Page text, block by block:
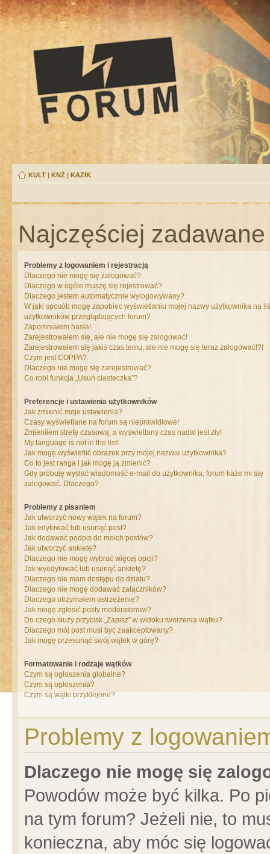
KULT | KNŻ | KAZIK
Najczęściej
Problemy z logowaniem i rejestracją
Dlaczego nie mogę się zalogować?
Dlaczego w ogóle muszę się rejestrować?
Dlaczego jestem automatycznie wylogowywany?
W jaki sposób mogę zapobiec wyświetlaniu mojej nazwy użytkownika na
użytkowników przeglądających forum?
Zapomniałem hasła!
Zarejestrowałem się, ale nie mogę się zalogować!
Zarejestrowałem się jakiś czas temu, ale nie mogę się teraz zalogować!?!
Czym jest COPPA?
Dlaczego nie mogę się zarejestrować?
Co robi funkcja „Usuń ciasteczka”?
Preferencje i ustawienia użytkowników
Jak zmienić moje ustawienia?
Czasy wyświetlane na forum są nieprawidłowe!
Zmieniłem strefę czasową, a wyświetlany czas nadal jest zły!
My language is not in the list!
Jak mogę wyświetlić obrazek przy mojej nazwie użytkownika?
Co to jest ranga i jak mogę ją zmienić?
Gdy próbuję wysłać wiadomość e-mail do użytkownika, forum każe mi się
zalogować. Dlaczego?
Problemy z pisaniem
Jak utworzyć nowy wątek na forum?
Jak edytować lub usunąć post?
Jak dodawać podpis do moich postów?
Jak utworzyć ankietę?
Dlaczego nie mogę wybrać więcej opcji?
Jak wyedytować lub usunąć ankietę?
Dlaczego nie mam dostępu do działu?
Dlaczego nie mogę dodawać załączników?
Dlaczego otrzymałem ostrzeżenie?
Jak mogę zgłosić posty moderatorowi?
Do czego służy przycisk „Zapisz” w widoku tworzenia wątku?
Dlaczego mój post musi być zaakceptowany?
Jak mogę przesunąć swój wątek w górę?
Formatowanie i rodzaje wątków
Czym są ogłoszenia globalne?
Czym są ogłoszenia?
Czym są wątki przyklejone?
Problemy z
Dlaczego nie mogę się
Powodów może być kilka. Po
na tym forum? Jeżeli nie, to
konieczna, aby móc się